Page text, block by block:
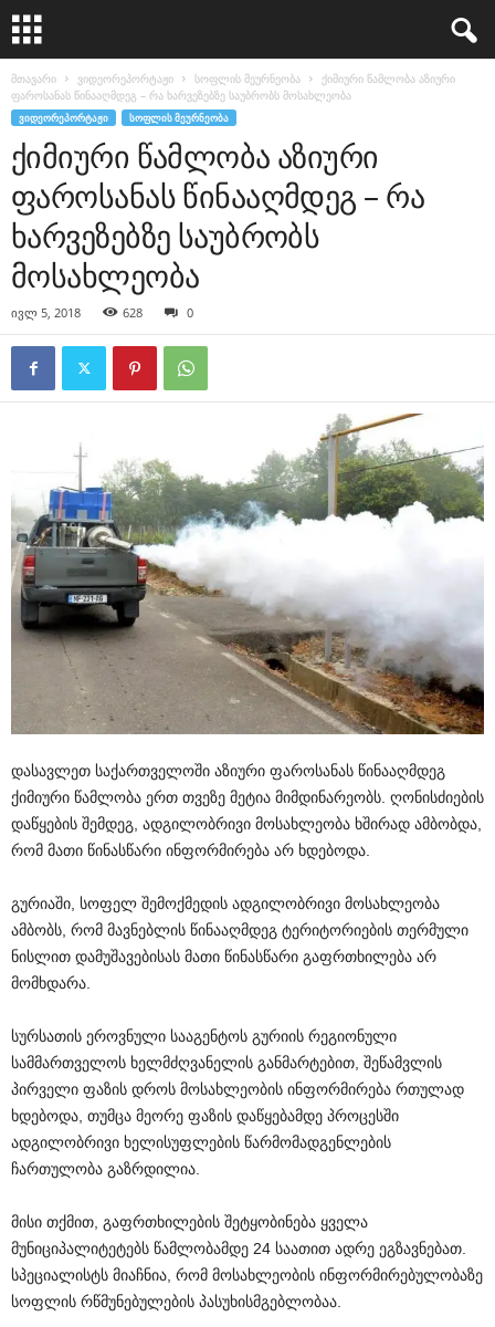
მთავარი ვიდეორეპორტაჟი სოფლის მეურნეობა
ქიმიური წამლობა აზიური
ფაროსანას წინააღმდეგ – რა ხარვეზებზე საუბრობს მოსახლეობა
ᲕᲘᲓᲔᲝᲠᲔᲞᲝᲠᲢᲐᲟᲘ ᲡᲝᲤᲚᲘᲡ ᲛᲔᲣᲠᲜᲔᲝᲑᲐ
ქიმიური წამლობა აზიური
ფაროსანას წინააღმდეგ – რა
ხარვეზებზე საუბრობს
მოსახლეობა
ივლ 5, 2018 628 0
დასავლეთ საქართველოში აზიური ფაროსანას წინააღმდეგ
ქიმიური წამლობა ერთ თვეზე მეტია მიმდინარეობს. ღონისძიების
დაწყების შემდეგ, ადგილობრივი მოსახლეობა ხშირად ამბობდა,
რომ მათი წინასწარი ინფორმირება არ ხდებოდა.
გურიაში, სოფელ შემოქმედის ადგილობრივი მოსახლეობა
ამბობს, რომ მავნებლის წინააღმდეგ ტერიტორიების თერმული
ნისლით დამუშავებისას მათი წინასწარი გაფრთხილება არ
მომხდარა.
სურსათის ეროვნული სააგენტოს გურიის რეგიონული
სამმართველოს ხელმძღვანელის განმარტებით, შეწამვლის
პირველი ფაზის დროს მოსახლეობის ინფორმირება რთულად
ხდებოდა, თუმცა მეორე ფაზის დაწყებამდე პროცესში
ადგილობრივი ხელისუფლების წარმომადგენლების
ჩართულობა გაზრდილია.
მისი თქმით, გაფრთხილების შეტყობინება ყველა
მუნიციპალიტეტებს წამლობამდე 24 საათით ადრე ეგზავნებათ.
სპეციალისტს მიაჩნია, რომ მოსახლეობის ინფორმირებულობაზე
სოფლის რწმუნებულების პასუხისმგებლობაა.